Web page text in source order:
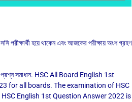
পরীক্ষার্থী হয়ে থাকেন এবং আজকের পরীক্ষায় অংশ গ্রহণ
সমাধান. HSC All Board English 1st
for all boards. The examination of HSC
English 1st Question Answer 2022 is